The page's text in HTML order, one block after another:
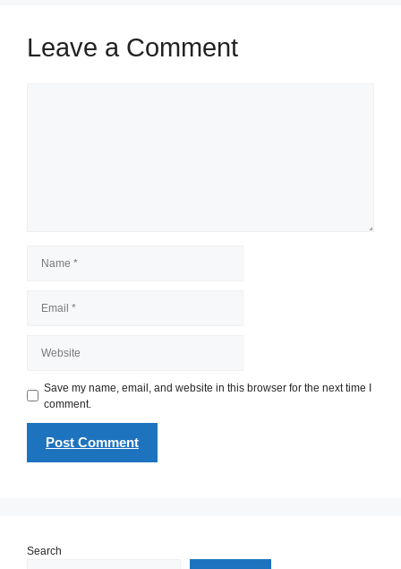
Leave a Comment
Save my name, email, and website in this browser for the next time I
comment.
Search